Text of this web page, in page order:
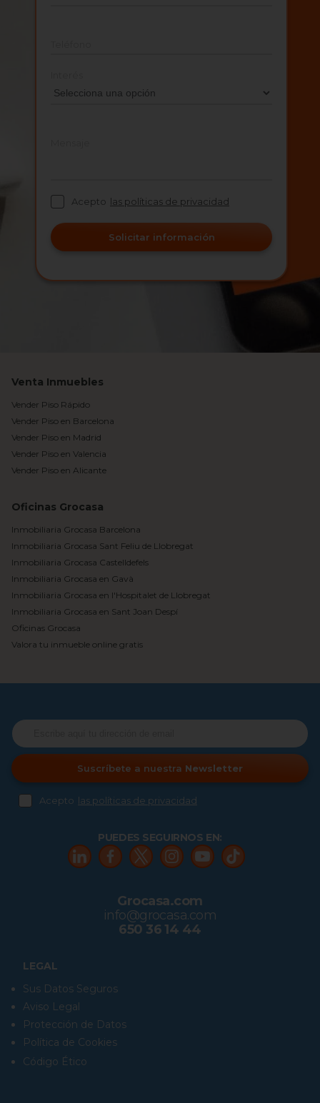
Acepto las políticas de privacidad
Solicitar información
Venta Inmuebles
Vender Piso Rápido
Vender Piso en Barcelona
Vender Piso en Madrid
Vender Piso en Valencia
Vender Piso en Alicante
Oficinas Grocasa
Inmobiliaria Grocasa Barcelona
Inmobiliaria Grocasa Sant Feliu de Llobregat
Inmobiliaria Grocasa Castelldefels
Inmobiliaria Grocasa en Gavà
Inmobiliaria Grocasa en l'Hospitalet de Llobregat
Inmobiliaria Grocasa en Sant Joan Despí
Oficinas Grocasa
Valora tu inmueble online gratis
Suscríbete a nuestra Newsletter
Acepto las políticas de privacidad
LEGAL
Sus Datos Seguros
Aviso Legal
Protección de Datos
Política de Cookies
Código Ético
PUEDES SEGUIRNOS EN:
Grocasa.com
info@grocasa.com
650 36 14 44